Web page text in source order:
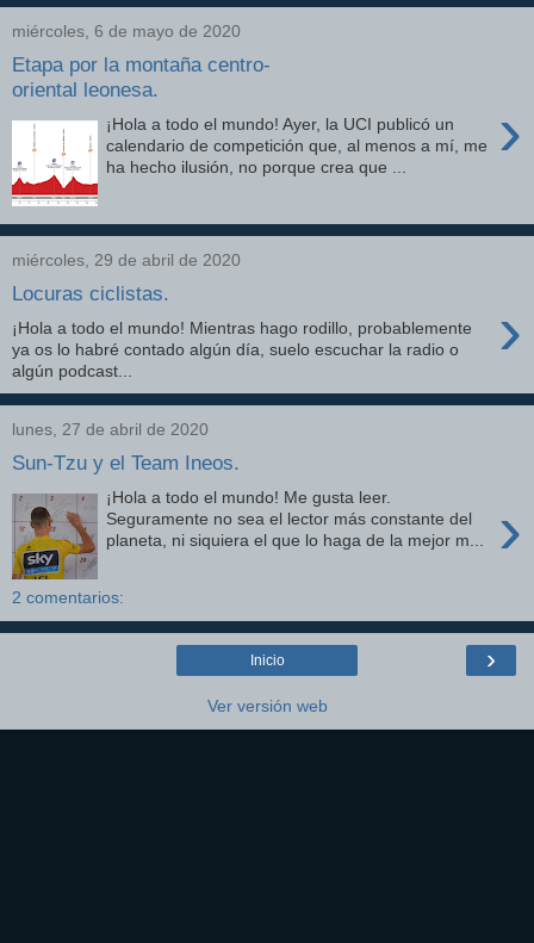
miércoles, 6 de mayo de 2020
Etapa por la montaña centro-
oriental leonesa.
›
¡Hola a todo el mundo! Ayer, la UCI publicó un
calendario de competición que, al menos a mí, me
ha hecho ilusión, no porque crea que ...
miércoles, 29 de abril de 2020
Locuras ciclistas. ›
¡Hola a todo el mundo! Mientras hago rodillo, probablemente
ya os lo habré contado algún día, suelo escuchar la radio o
algún podcast...
lunes, 27 de abril de 2020
Sun-Tzu y el Team Ineos.
›
¡Hola a todo el mundo! Me gusta leer.
Seguramente no sea el lector más constante del
planeta, ni siquiera el que lo haga de la mejor m...
2 comentarios:
›
Inicio
Ver versión web